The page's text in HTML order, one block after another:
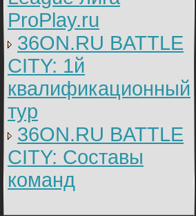
ProPlay.ru
36ON.RU BATTLE
CITY: 1й
квалификационный
тур
36ON.RU BATTLE
CITY: Составы
команд